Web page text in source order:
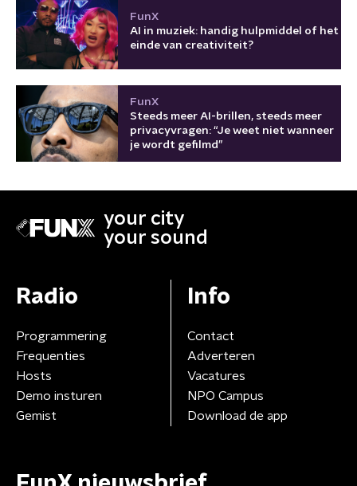
FunX
AI in muziek: handig hulpmiddel of het
einde van creativiteit?
FunX
Steeds meer AI-brillen, steeds meer
privacyvragen: “Je weet niet wanneer
je wordt gefilmd”
your city
your sound
Radio
Programmering
Frequenties
Hosts
Demo insturen
Gemist
Info
Contact
Adverteren
Vacatures
NPO Campus
Download de app